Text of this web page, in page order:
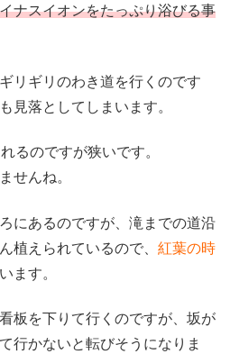
ナスイオンをたっぷり浴びる事
リギリのわき道を行くのです
見落としてしまいます。
るのですが狭いです。
せんね。
にあるのですが、滝までの道沿
植えられているので、 紅葉の時
ます。
板を下りて行くのですが、坂が
行かないと転びそうになりま